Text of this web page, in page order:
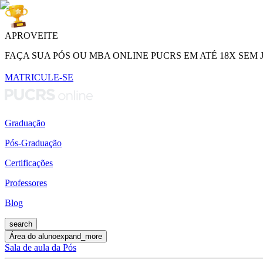
APROVEITE
FAÇA SUA PÓS OU MBA ONLINE PUCRS EM ATÉ 18X SEM
MATRICULE-SE
Graduação
Pós-Graduação
Certificações
Professores
Blog
search
Área do alunoexpand_more
Sala de aula da Pós